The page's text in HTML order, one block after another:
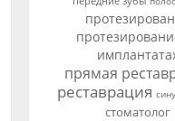
прямая
реставрация
стоматолог